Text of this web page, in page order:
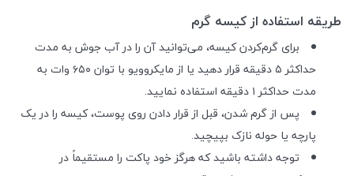
طریقه استفاده از کیسه گرم
برای گرم‌کردن کیسه، می‌توانید آن را در آب جوش به مدت
حداکثر ۵ دقیقه قرار دهید یا از مایکروویو با توان ۶۵۰ وات به
مدت حداکثر ۱ دقیقه استفاده نمایید.
پس از گرم شدن، قبل از قرار دادن روی پوست، کیسه را در یک
پارچه یا حوله نازک بپیچید.
توجه داشته باشید که هرگز خود پاکت را مستقیماً در